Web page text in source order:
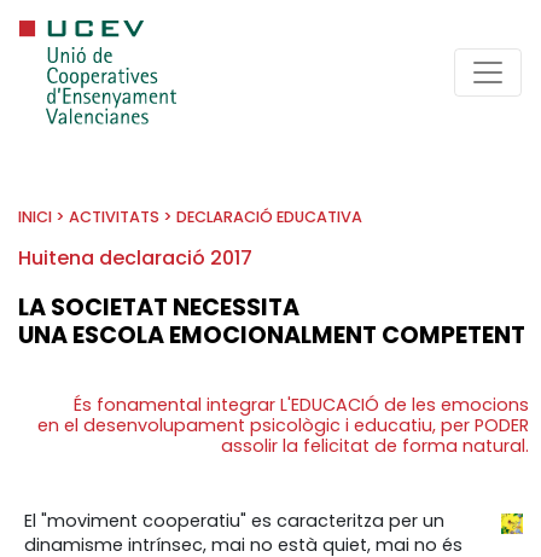
INICI > ACTIVITATS > DECLARACIÓ EDUCATIVA
Huitena declaració 2017
LA SOCIETAT NECESSITA
UNA ESCOLA EMOCIONALMENT COMPETENT
És fonamental integrar L'EDUCACIÓ de les emocions
en el desenvolupament psicològic i educatiu, per PODER
assolir la felicitat de forma natural.
El "moviment cooperatiu" es caracteritza per un
dinamisme intrínsec, mai no està quiet, mai no és